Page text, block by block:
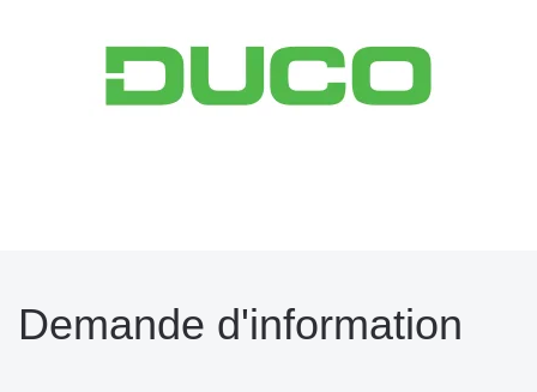
Demande d'information